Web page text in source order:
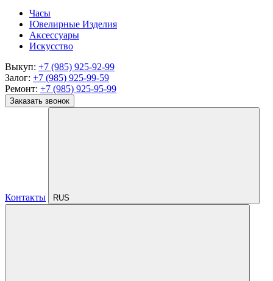
Часы
Ювелирные Изделия
Аксессуары
Искусство
Выкуп: +7 (985) 925-92-99
Залог: +7 (985) 925-99-59
Ремонт: +7 (985) 925-95-99
Заказать звонок
Контакты RUS